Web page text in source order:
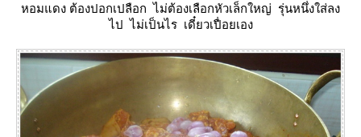
หอมแดง ต้องปอกเปลือก ไม่ต้องเลือกหัวเล็กใหญ่ รุ่นหนึ่งใส่ลง
ไป ไม่เป็นไร เดี๋ยวเปื่อยเอง